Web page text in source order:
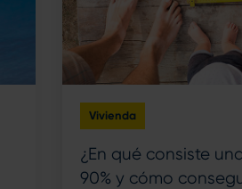
Vivienda
¿En qué consiste
90% y cómo